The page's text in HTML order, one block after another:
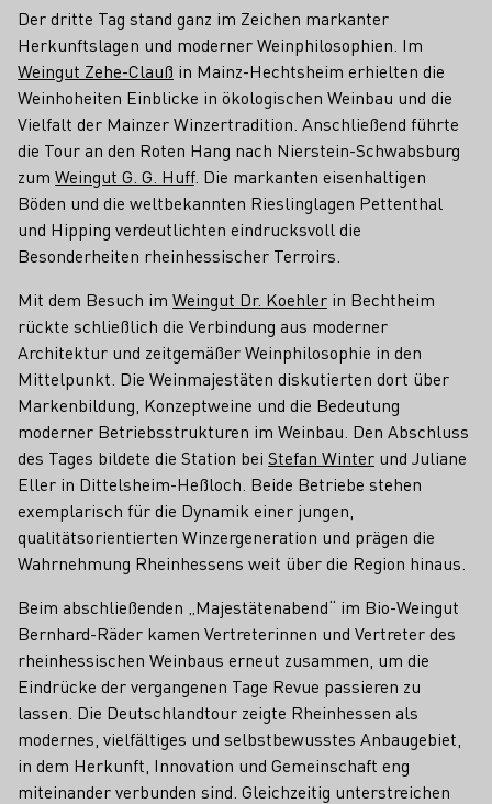
Der dritte Tag stand ganz im Zeichen markanter
Herkunftslagen und moderner Weinphilosophien. Im
Weingut Zehe-Clauß in Mainz-Hechtsheim erhielten die
Weinhoheiten Einblicke in ökologischen Weinbau und die
Vielfalt der Mainzer Winzertradition. Anschließend führte
die Tour an den Roten Hang nach Nierstein-Schwabsburg
zum Weingut G. G. Huff. Die markanten eisenhaltigen
Böden und die weltbekannten Rieslinglagen Pettenthal
und Hipping verdeutlichten eindrucksvoll die
Besonderheiten rheinhessischer Terroirs.
Mit dem Besuch im Weingut Dr. Koehler in Bechtheim
rückte schließlich die Verbindung aus moderner
Architektur und zeitgemäßer Weinphilosophie in den
Mittelpunkt. Die Weinmajestäten diskutierten dort über
Markenbildung, Konzeptweine und die Bedeutung
moderner Betriebsstrukturen im Weinbau. Den Abschluss
des Tages bildete die Station bei Stefan Winter und Juliane
Eller in Dittelsheim-Heßloch. Beide Betriebe stehen
exemplarisch für die Dynamik einer jungen,
qualitätsorientierten Winzergeneration und prägen die
Wahrnehmung Rheinhessens weit über die Region hinaus.
Beim abschließenden „Majestätenabend“ im Bio-Weingut
Bernhard-Räder kamen Vertreterinnen und Vertreter des
rheinhessischen Weinbaus erneut zusammen, um die
Eindrücke der vergangenen Tage Revue passieren zu
lassen. Die Deutschlandtour zeigte Rheinhessen als
modernes, vielfältiges und selbstbewusstes Anbaugebiet,
in dem Herkunft, Innovation und Gemeinschaft eng
miteinander verbunden sind. Gleichzeitig unterstreichen